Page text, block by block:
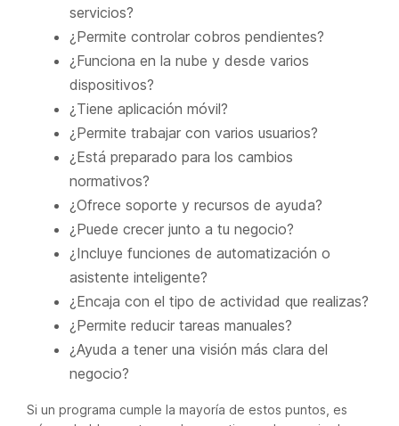
servicios?
¿Permite controlar cobros pendientes?
¿Funciona en la nube y desde varios
dispositivos?
¿Tiene aplicación móvil?
¿Permite trabajar con varios usuarios?
¿Está preparado para los cambios
normativos?
¿Ofrece soporte y recursos de ayuda?
¿Puede crecer junto a tu negocio?
¿Incluye funciones de automatización o
asistente inteligente?
¿Encaja con el tipo de actividad que realizas?
¿Permite reducir tareas manuales?
¿Ayuda a tener una visión más clara del
negocio?
Si un programa cumple la mayoría de estos puntos, es